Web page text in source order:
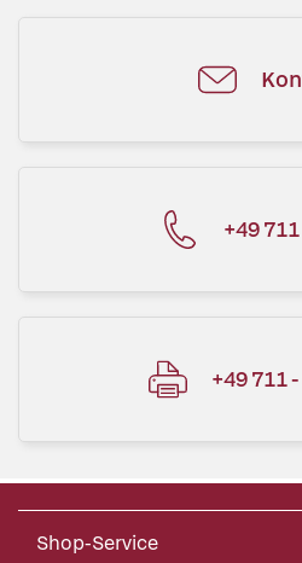
+49
+49 711
Shop-Service